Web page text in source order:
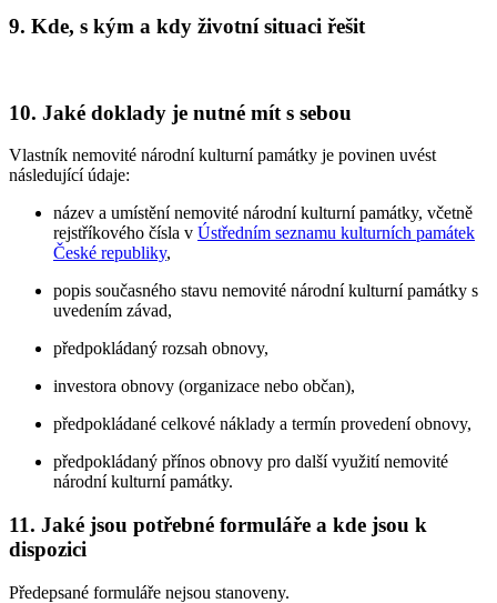
9. Kde, s kým a kdy životní situaci řešit
10. Jaké doklady je nutné mít s sebou
Vlastník nemovité národní kulturní památky je povinen uvést
následující údaje:
název a umístění nemovité národní kulturní památky, včetně
rejstříkového čísla v Ústředním seznamu kulturních památek
České republiky,
popis současného stavu nemovité národní kulturní památky s
uvedením závad,
předpokládaný rozsah obnovy,
investora obnovy (organizace nebo občan),
předpokládané celkové náklady a termín provedení obnovy,
předpokládaný přínos obnovy pro další využití nemovité
národní kulturní památky.
11. Jaké jsou potřebné formuláře a kde jsou k
dispozici
Předepsané formuláře nejsou stanoveny.